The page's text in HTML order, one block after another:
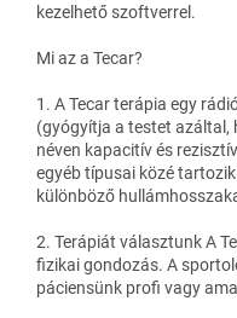
kezelhető szoftverrel.
Mi az a Tecar?
1. A Tecar terápia egy
(gyógyítja a testet azáltal,
néven kapacitív és
egyéb típusai közé tartozik
különböző
2. Terápiát választunk A
fizikai gondozás. A
páciensünk profi vagy